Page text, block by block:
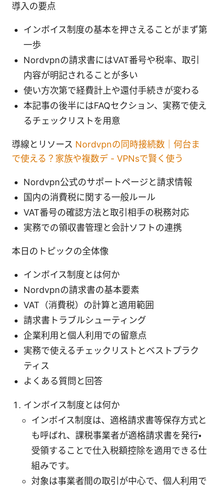
導入の要点
インボイス制度の基本を押さえることがまず第
一歩
Nordvpnの請求書にはVAT番号や税率、取引
内容が明記されることが多い
使い方次第で経費計上や還付手続きが変わる
本記事の後半にはFAQセクション、実務で使え
るチェックリストを用意
導線とリソース Nordvpnの同時接続数｜何台ま
で使える？家族や複数デ - VPNsで賢く使う
Nordvpn公式のサポートページと請求情報
国内の消費税に関する一般ルール
VAT番号の確認方法と取引相手の税務対応
実務での領収書管理と会計ソフトの連携
本日のトピックの全体像
インボイス制度とは何か
Nordvpnの請求書の基本要素
VAT（消費税）の計算と適用範囲
請求書トラブルシューティング
企業利用と個人利用での留意点
実務で使えるチェックリストとベストプラク
ティス
よくある質問と回答
インボイス制度とは何か
インボイス制度は、適格請求書等保存方式と
も呼ばれ、課税事業者が適格請求書を発行・
受領することで仕入税額控除を適用できる仕
組みです。
対象は事業者間の取引が中心で、個人利用で